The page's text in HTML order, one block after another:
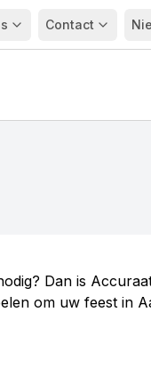
Contact
Dan is
om uw feest in